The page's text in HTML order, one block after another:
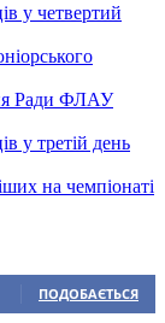
у четвертий
Ради ФЛАУ
у третій день
на чемпіонаті
ПОДОБАЄТЬСЯ